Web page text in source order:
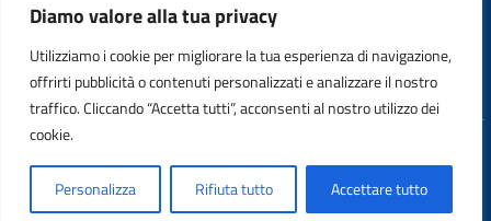
Diamo valore alla tua privacy
Utilizziamo i cookie per migliorare la tua esperienza di navigazione,
offrirti pubblicità o contenuti personalizzati e analizzare il nostro
traffico. Cliccando “Accetta tutti”, acconsenti al nostro utilizzo dei
cookie.
Personalizza Rifiuta tutto Accettare tutto
Codice Fiscale: 97667590158
FAX: 0288444487